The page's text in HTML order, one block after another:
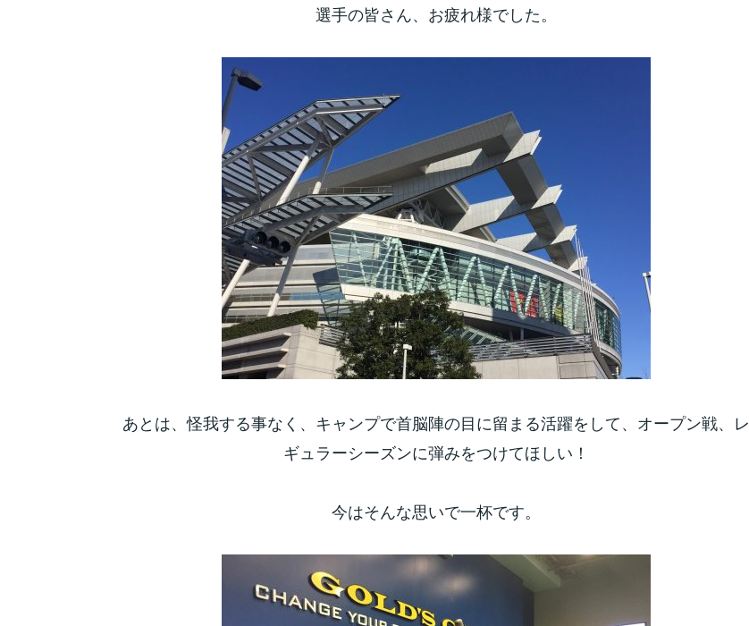
選手の皆さん、お疲れ様でした。
あとは、怪我する事なく、キャンプで首脳陣の目に留まる活躍をして、オープン戦、レ
ギュラーシーズンに弾みをつけてほしい！
今はそんな思いで一杯です。